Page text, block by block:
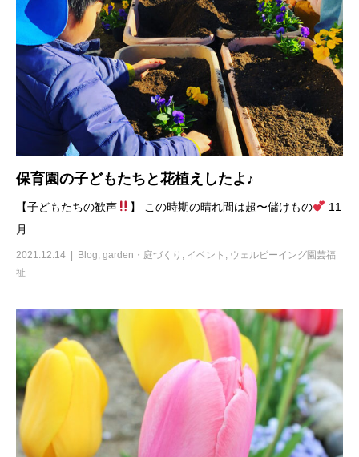
保育園の子どもたちと花植えしたよ♪
【子どもたちの歓声 】 この時期の晴れ間は超〜儲けもの
11
月...
2021.12.14 Blog, garden・庭づくり , イベント , ウェルビーイング園芸福
祉